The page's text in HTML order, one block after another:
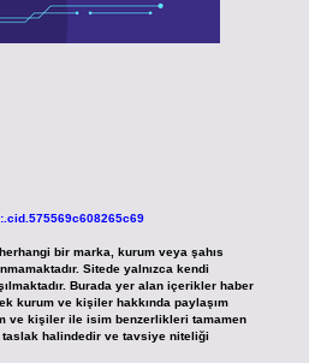
bir marka, kurum veya şahıs
Sitede yalnızca kendi
Burada yer alan içerikler haber
kurum ve kişiler hakkında paylaşım
ve kişiler ile isim benzerlikleri tamamen
halindedir ve tavsiye niteliği